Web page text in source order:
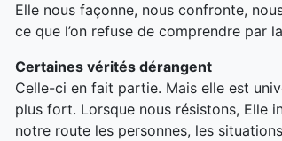
Elle nous façonne, nous confronte,
ce que l’on refuse de comprendre par
Certaines vérités dérangent
Celle-ci en fait partie. Mais elle est
plus fort. Lorsque nous résistons, Elle
notre route les personnes, les